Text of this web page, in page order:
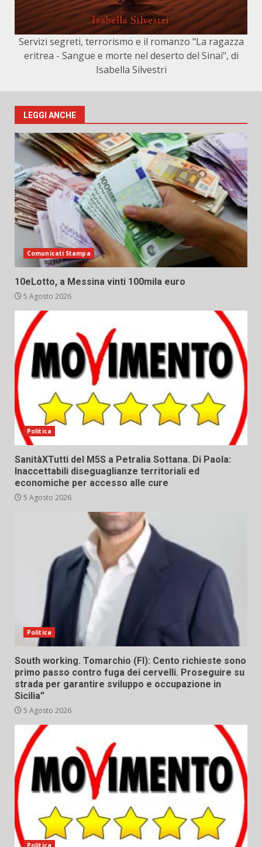
Servizi segreti, terrorismo e il romanzo "La ragazza
eritrea - Sangue e morte nel deserto del Sinai", di
Isabella Silvestri
LEGGI ANCHE
Comunicati Stampa
10eLotto, a Messina vinti 100mila euro
5 Agosto 2026
Politica
SanitàXTutti del M5S a Petralia Sottana. Di Paola:
Inaccettabili diseguaglianze territoriali ed
economiche per accesso alle cure
5 Agosto 2026
Politica
South working. Tomarchio (FI): Cento richieste sono
primo passo contro fuga dei cervelli. Proseguire su
strada per garantire sviluppo e occupazione in
Sicilia”
5 Agosto 2026